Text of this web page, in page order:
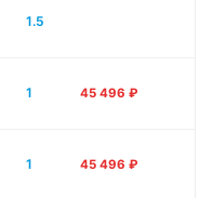
1.5
1 45 496 ₽
1 45 496 ₽